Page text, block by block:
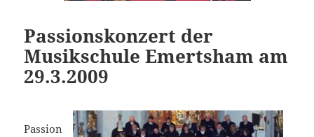
Passionskonzert der
Musikschule Emertsham am
29.3.2009
Passion